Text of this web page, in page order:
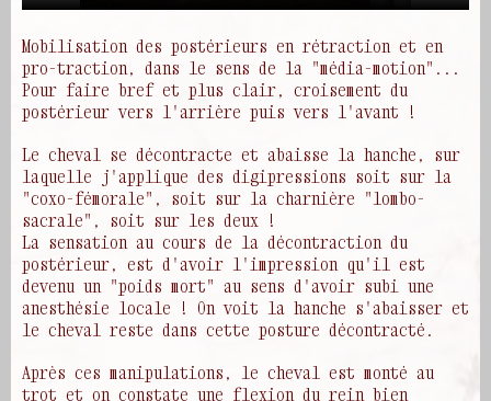
Mobilisation des postérieurs en rétraction et en
pro-traction, dans le sens de la "média-motion"...
Pour faire bref et plus clair, croisement du
postérieur vers l'arrière puis vers l'avant !
Le cheval se décontracte et abaisse la hanche, sur
laquelle j'applique des digipressions soit sur la
"coxo-fémorale", soit sur la charnière "lombo-
sacrale", soit sur les deux !
La sensation au cours de la décontraction du
postérieur, est d'avoir l'impression qu'il est
devenu un "poids mort" au sens d'avoir subi une
anesthésie locale ! On voit la hanche s'abaisser et
le cheval reste dans cette posture décontracté.
Après ces manipulations, le cheval est monté au
trot et on constate une flexion du rein bien